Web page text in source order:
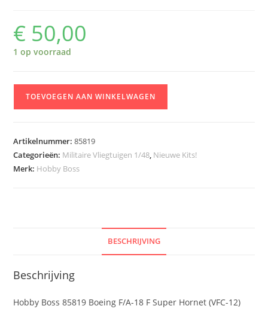
€ 50,00
1 op voorraad
F/A-
18
TOEVOEGEN AAN WINKELWAGEN
Artikelnummer:85819
Categorieën: Militaire Vliegtuigen 1/48, Nieuwe Kits!
Merk: Hobby Boss
BESCHRIJVING
Beschrijving
Hobby Boss 85819 Boeing F/A-18 F Super Hornet (VFC-12)